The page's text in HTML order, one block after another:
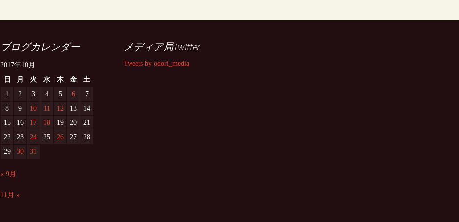
ブログカレンダー
2017年10月
日
月 火 水 木 金
土
1
2 3 4 5 6
7
8
9 10 11 12 13
14
15
16 17 18 19 20
21
22
23 24 25 26 27
28
29
30 31
« 9月
11月 »
メディア局Twitter
Tweets by odori_media